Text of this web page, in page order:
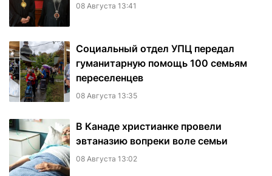
08 Августа 13:41
Социальный отдел УПЦ передал
гуманитарную помощь 100 семьям
переселенцев
08 Августа 13:35
В Канаде христианке провели
эвтаназию вопреки воле семьи
08 Августа 13:02